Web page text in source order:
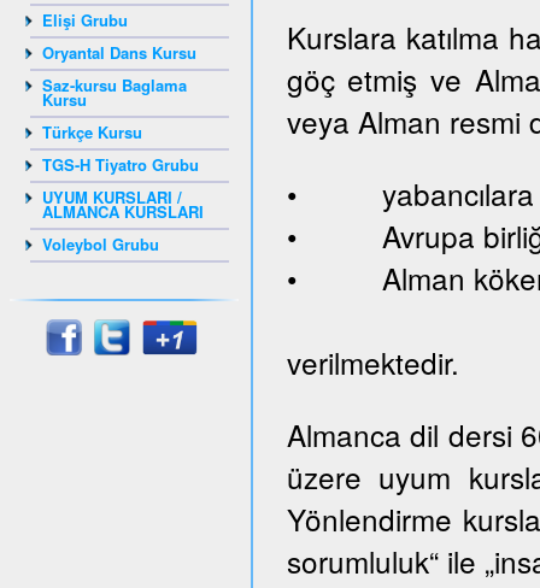
Elişi Grubu
Oryantal Dans Kursu
Saz-kursu Baglama
Kursu
Türkçe Kursu
TGS-H Tiyatro Grubu
UYUM KURSLARI /
ALMANCA KURSLARI
Voleybol Grubu
Kurslara katılma
göç etmiş ve
veya Alman resmi
• yabancılara
• Avrupa birliği
• Alman
verilmektedir.
Almanca dil dersi
üzere uyum
Yönlendirme
sorumluluk“ ile